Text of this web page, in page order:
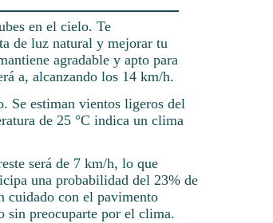
en el cielo. Te
de luz natural y mejorar tu
agradable y apto para
a, alcanzando los 14 km/h.
Se estiman vientos ligeros del
de 25 °C indica un clima
será de 7 km/h, lo que
una probabilidad del 23% de
cuidado con el pavimento
sin preocuparte por el clima.